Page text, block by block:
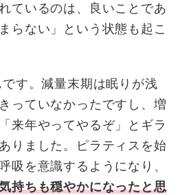
いるのは、良いことであ
らない」という状態も起こ
す。減量末期は眠りが浅
っていなかったですし、増
来年やってやるぞ」とギラ
りました。ピラティスを始
吸を意識するようになり、
持ちも穏やかになったと思